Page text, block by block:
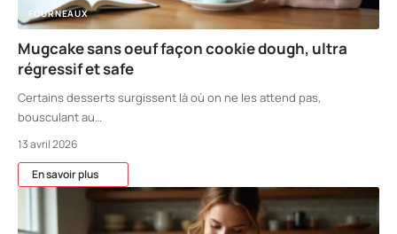
FOURNEAUX
Mugcake sans oeuf façon cookie dough, ultra
régressif et safe
Certains desserts surgissent là où on ne les attend pas,
bousculant au…
13 avril 2026
En savoir plus